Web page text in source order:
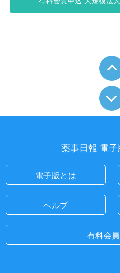
薬事日報 電子
電子版とは
ヘルプ
有料会